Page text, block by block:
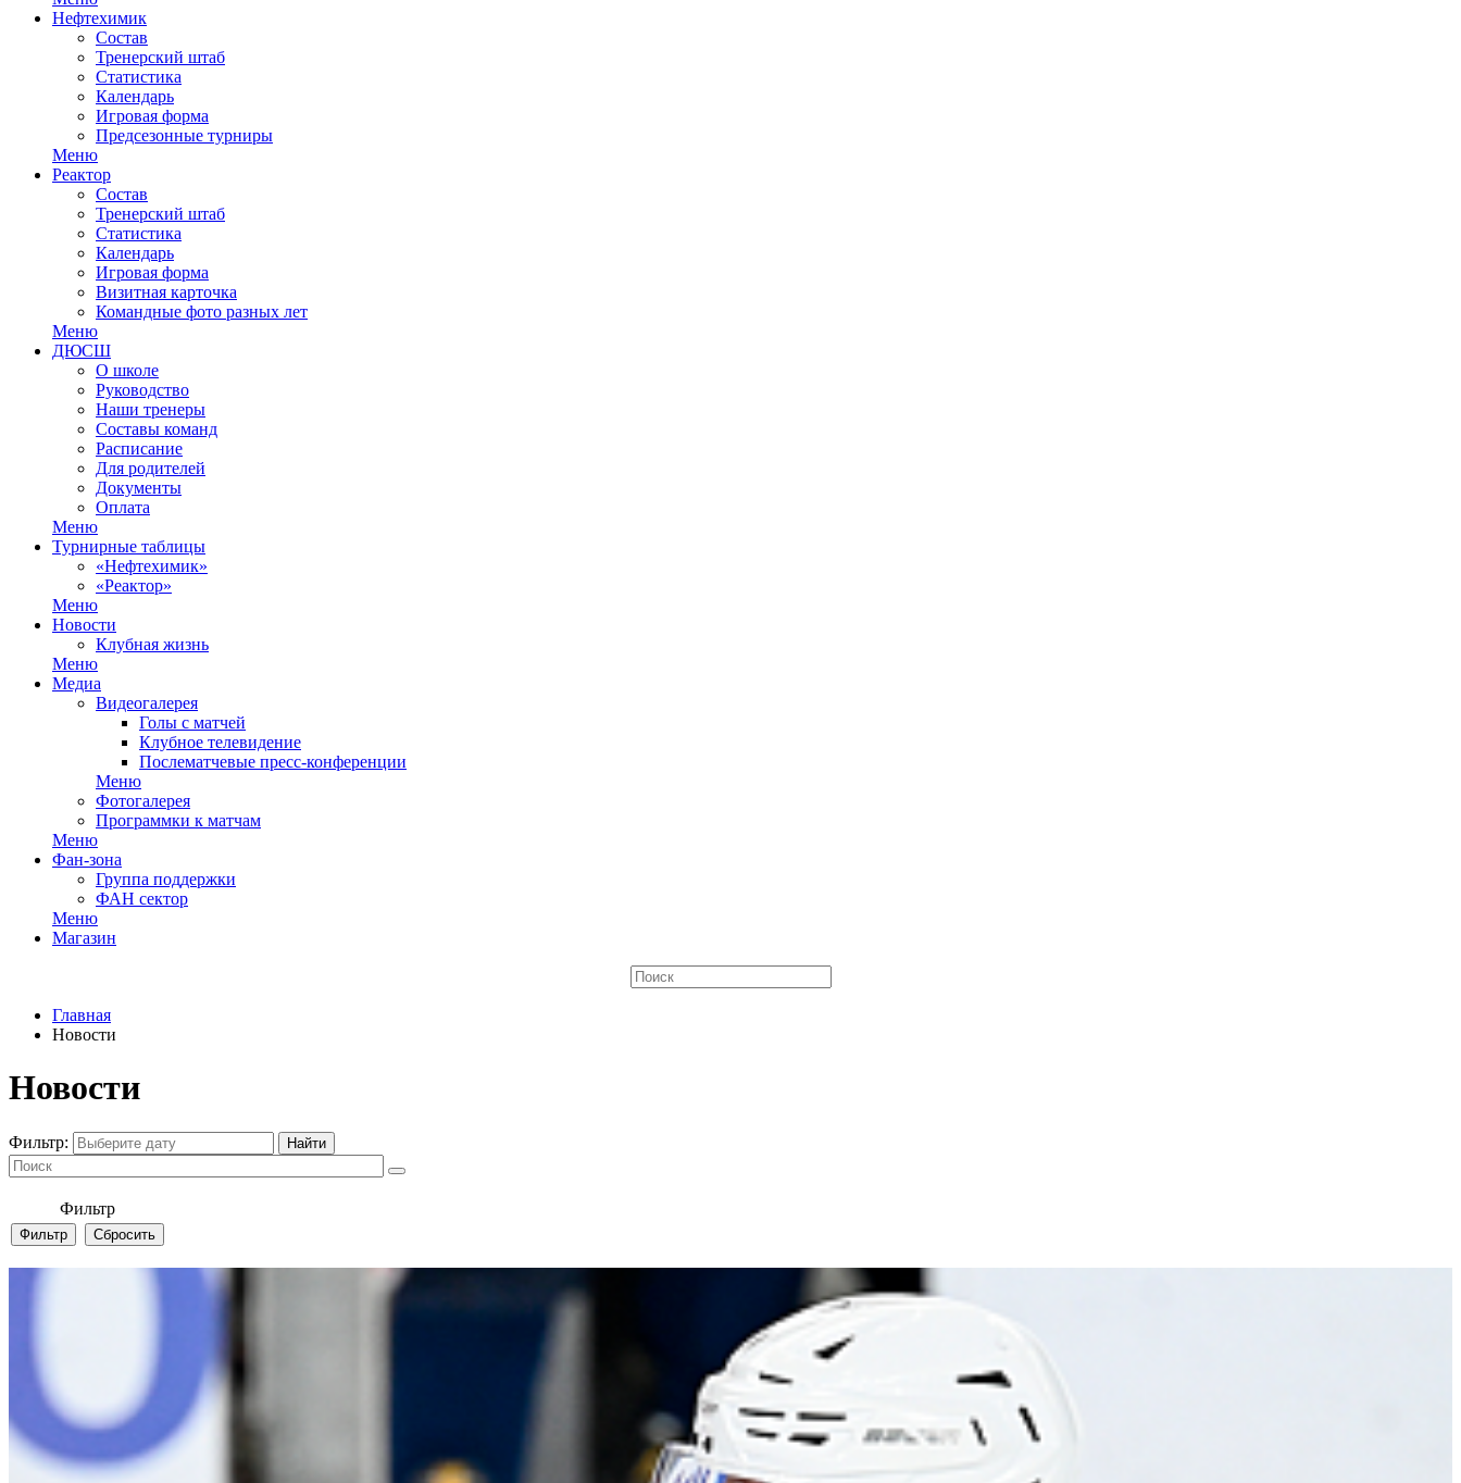
Нефтехимик
Состав
Тренерский штаб
Статистика
Календарь
Игровая форма
Предсезонные турниры
Меню
Реактор
Состав
Тренерский штаб
Статистика
Календарь
Игровая форма
Визитная карточка
Командные фото разных лет
Меню
ДЮСШ
О школе
Руководство
Наши тренеры
Составы команд
Расписание
Для родителей
Документы
Оплата
Меню
Турнирные таблицы
«Нефтехимик»
«Реактор»
Меню
Новости
Клубная жизнь
Меню
Медиа
Видеогалерея
Голы с матчей
Клубное телевидение
Послематчевые пресс-конференции
Меню
Фотогалерея
Программки к матчам
Меню
Фан-зона
Группа поддержки
ФАН сектор
Меню
Магазин
Главная
Новости
Новости
Фильтр:
Фильтр